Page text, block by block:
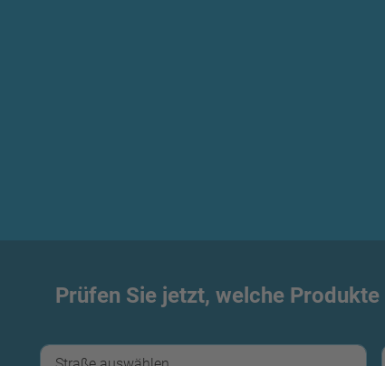
Prüfen Sie jetzt, welche
Straße auswählen